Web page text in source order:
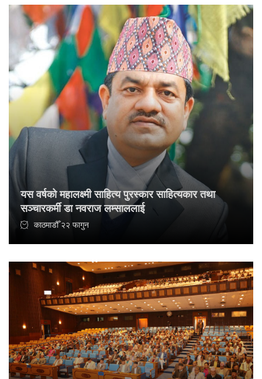
यस वर्षको महालक्ष्मी साहित्य पुरस्कार साहित्यकार तथा
सञ्चारकर्मी डा नवराज लम्साललाई
काठमाडौँ २२ फागुन